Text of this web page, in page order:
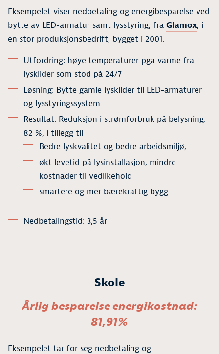
Eksempelet viser nedbetaling og energibesparelse ved
bytte av LED-armatur samt lysstyring, fra Glamox, i
en stor produksjonsbedrift, bygget i 2001.
Utfordring: høye temperaturer pga varme fra
lyskilder som stod på 24/7
Løsning: Bytte gamle lyskilder til LED-armaturer
og lysstyringssystem
Resultat: Reduksjon i strømforbruk på belysning:
82 %, i tillegg til
Bedre lyskvalitet og bedre arbeidsmiljø,
økt levetid på lysinstallasjon, mindre
kostnader til vedlikehold
smartere og mer bærekraftig bygg
Nedbetalingstid: 3,5 år
Skole
Årlig besparelse energikostnad:
81,91%
Eksempelet tar for seg nedbetaling og